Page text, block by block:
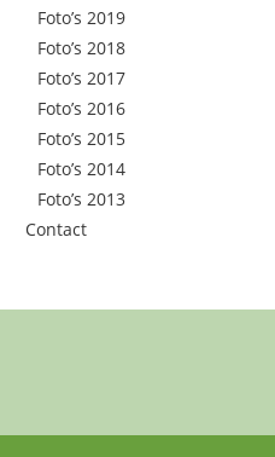
Foto’s 2019
Foto’s 2018
Foto’s 2017
Foto’s 2016
Foto’s 2015
Foto’s 2014
Foto’s 2013
Contact